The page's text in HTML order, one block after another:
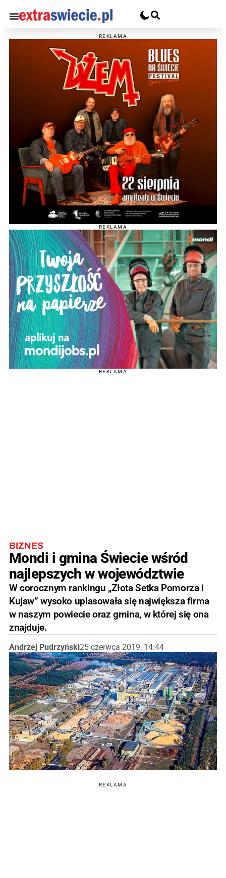
REKLAMA
REKLAMA
REKLAMA
BIZNES
Mondi i gmina Świecie wśród
najlepszych w województwie
W corocznym rankingu „Złota Setka Pomorza i
Kujaw” wysoko uplasowała się największa firma
w naszym powiecie oraz gmina, w której się ona
znajduje.
Andrzej Pudrzyński25 czerwca 2019, 14:44
REKLAMA